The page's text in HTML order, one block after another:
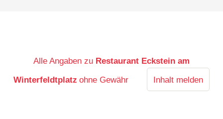
Alle Angaben zu Restaurant Eckstein am
Winterfeldtplatz ohne Gewähr Inhalt melden